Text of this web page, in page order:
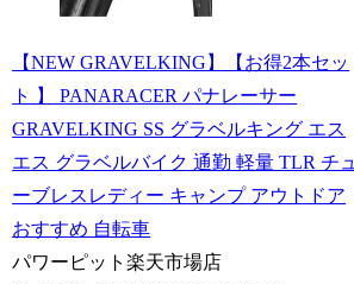
【NEW GRAVELKING】【お得2本セッ
ト 】 PANARACER パナレーサー
GRAVELKING SS グラベルキング エス
エス グラベルバイク 通勤 軽量 TLR チュ
ーブレスレディー キャンプ アウトドア
おすすめ 自転車
パワーピット楽天市場店